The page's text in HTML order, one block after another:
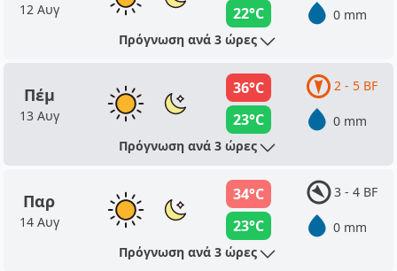
12 Αυγ
22°C
0 mm
Πρόγνωση ανά 3 ώρες
Πέμ
13 Αυγ
36°C
23°C
2 - 5 BF
0 mm
Πρόγνωση ανά 3 ώρες
Παρ
14 Αυγ
34°C
23°C
3 - 4 BF
0 mm
Πρόγνωση ανά 3 ώρες